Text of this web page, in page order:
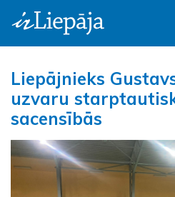
Liepājnieks
uzvaru
sacensībās